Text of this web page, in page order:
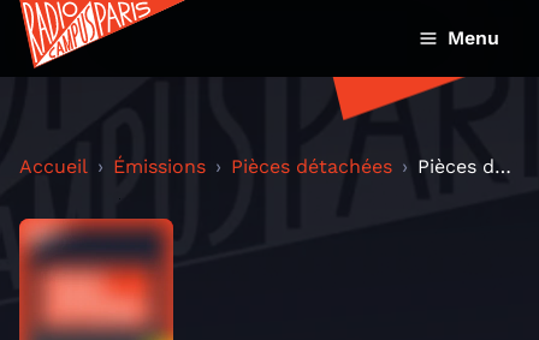
Menu
Accueil Émissions Pièces détachées Pièces détachées : SCUM RODEO